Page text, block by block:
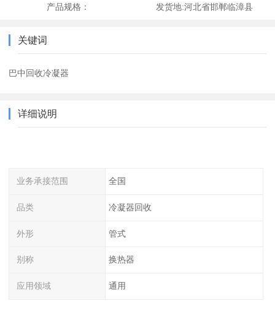
产品规格： 发货地:河北省邯郸临漳县
关键词
巴中回收冷凝器
详细说明
业务承接范围 全国
品类 冷凝器回收
外形 管式
别称 换热器
应用领域 通用